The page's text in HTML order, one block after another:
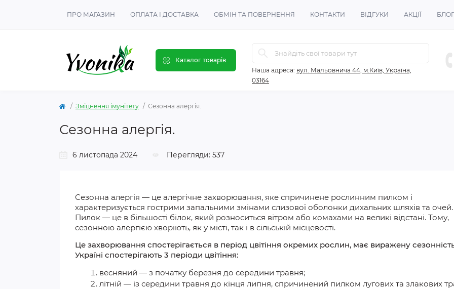
ПРО МАГАЗИН ОПЛАТА І ДОСТАВКА ОБМІН ТА ПОВЕРНЕННЯ КОНТАКТИ ВІДГУКИ АКЦІЇ БЛОГ
Каталог товарів
Наша адреса: вул. Мальовнича 44, м.Київ, Україна,
03164
Зміцнення імунітету Сезонна алергія.
Сезонна алергія.
6 листопада 2024 Перегляди: 537
Сезонна алергія — це алергічне захворювання, яке спричинене рослинним пилком і
характеризується гострими запальними змінами слизової оболонки дихальних шляхів та очей.
Пилок — це в більшості білок, який розноситься вітром або комахами на великі відстані. Тому,
сезонною алергією хворіють, як у місті, так і в сільській місцевості.
Це захворювання спостерігається в період цвітіння окремих рослин, має виражену
Україні спостерігають 3 періоди цвітіння:
весняний — з початку березня до середини травня;
літній — із середини травня до кінця липня, спричинений пилком лугових та злакових